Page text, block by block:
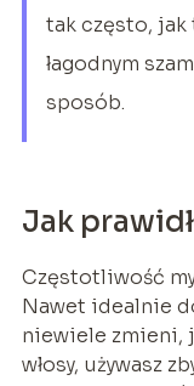
tak często, jak
łagodnym
sposób.
Jak
Częstotliwość
Nawet idealnie
niewiele zmieni,
włosy, używasz